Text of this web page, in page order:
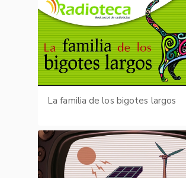
La familia de los bigotes largos